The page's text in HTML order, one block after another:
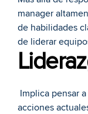
manager
de habilidades
de liderar
acciones